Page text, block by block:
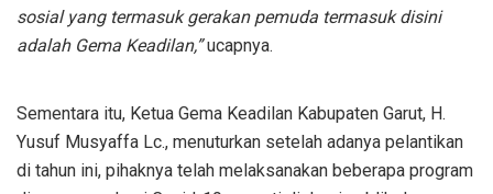
sosial yang termasuk gerakan pemuda termasuk disini
adalah Gema Keadilan,”ucapnya.
Sementara itu, Ketua Gema Keadilan Kabupaten Garut, H.
Yusuf Musyaffa Lc., menuturkan setelah adanya pelantikan
di tahun ini, pihaknya telah melaksanakan beberapa program